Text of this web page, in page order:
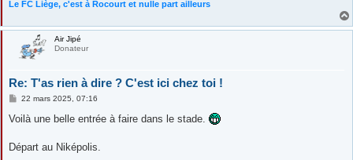
Le FC Liège, c'est à Rocourt et nulle part ailleurs
Air Jipé
Donateur
Re: T'as rien à dire ? C'est ici chez toi !
M
s
g
e
22 mars 2025, 07:16
Voilà une belle entrée à faire dans le stade.
Départ au Niképolis.